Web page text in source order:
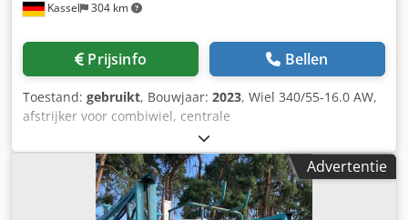
Kassel 304 km
Prijsinfo Bellen
Toestand: gebruikt, Bouwjaar: 2023, Wiel 340/55-16.0 AW,
afstrijker voor combiwiel, centrale
ontlastingsdrukverstelling / ploeglichaam STU 40,
schaarblad 430, HD-schaarpunt, gekarteld schijfkouters D
500, 1x gekarteld / voorbereiding voor verlichting / Dkjdpfst
Eay Ejx Aa Isr
Advertentie